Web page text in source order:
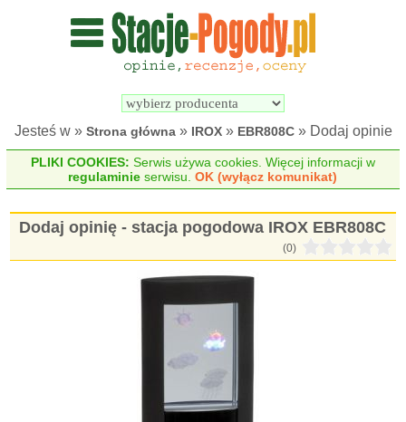
Wyszukiwarka
pogodowych
Jesteś w » Strona główna» IROX» EBR808C» Dodaj opinie
PLIKI COOKIES: Serwis używa cookies. Więcej informacji w
regulaminie serwisu.OK (wyłącz komunikat)
Dodaj opinię - stacja pogodowa IROX EBR808C
(0)